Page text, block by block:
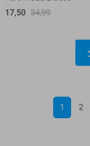
17,50 34,99
1 2